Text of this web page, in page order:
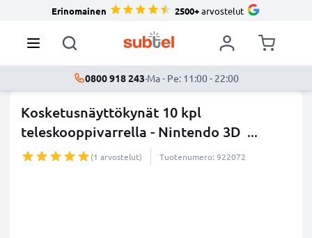
Erinomainen 2500+arvostelut
0800 918 243·Ma - Pe: 11:00 - 22:00
Kosketusnäyttökynät 10 kpl
teleskooppivarrella - Nintendo 3D ...
lisää
(1 arvostelut) Tuotenumero: 922072